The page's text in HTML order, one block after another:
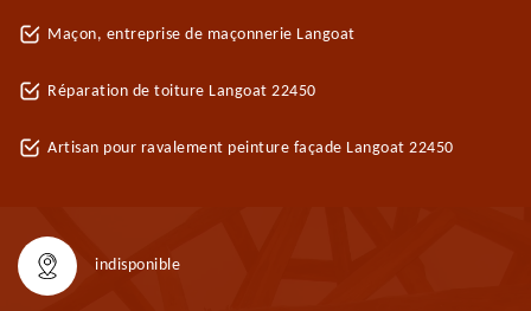
Maçon, entreprise de maçonnerie Langoat
Réparation de toiture Langoat 22450
Artisan pour ravalement peinture façade Langoat 22450
indisponible